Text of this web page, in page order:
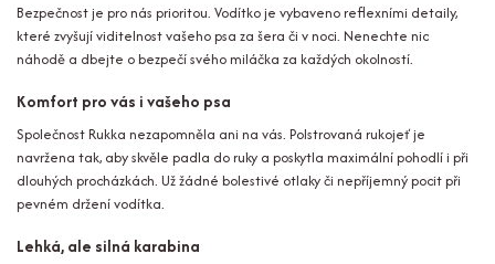
Bezpečnost je pro nás prioritou. Vodítko je vybaveno reflexními detaily,
které zvyšují viditelnost vašeho psa za šera či v noci. Nenechte nic
náhodě a dbejte o bezpečí svého miláčka za každých okolností.
Komfort pro vás i vašeho psa
Společnost Rukka nezapomněla ani na vás. Polstrovaná rukojeť je
navržena tak, aby skvěle padla do ruky a poskytla maximální pohodlí i při
dlouhých procházkách. Už žádné bolestivé otlaky či nepříjemný pocit při
pevném držení vodítka.
Lehká, ale silná karabina